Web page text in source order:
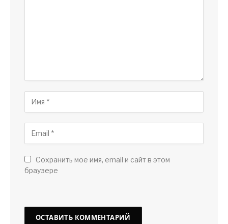
Сохранить мое имя, email и сайт в этом
браузере